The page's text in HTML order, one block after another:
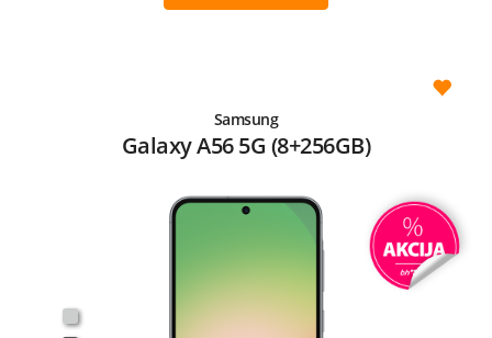
Samsung
Galaxy A56 5G (8+256GB)